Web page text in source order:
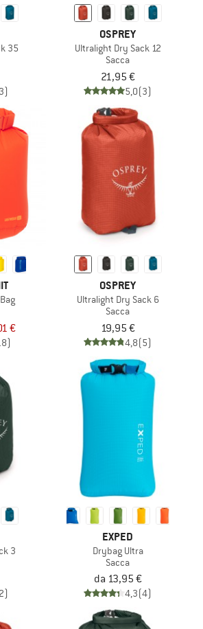
35
OSPREY
Ultralight Dry Sack 12
Sacca
21,95 €
5,0(3)
€
OSPREY
Ultralight Dry Sack 6
Sacca
19,95 €
4,8(5)
3
EXPED
Drybag Ultra
Sacca
da 13,95 €
4,3(4)